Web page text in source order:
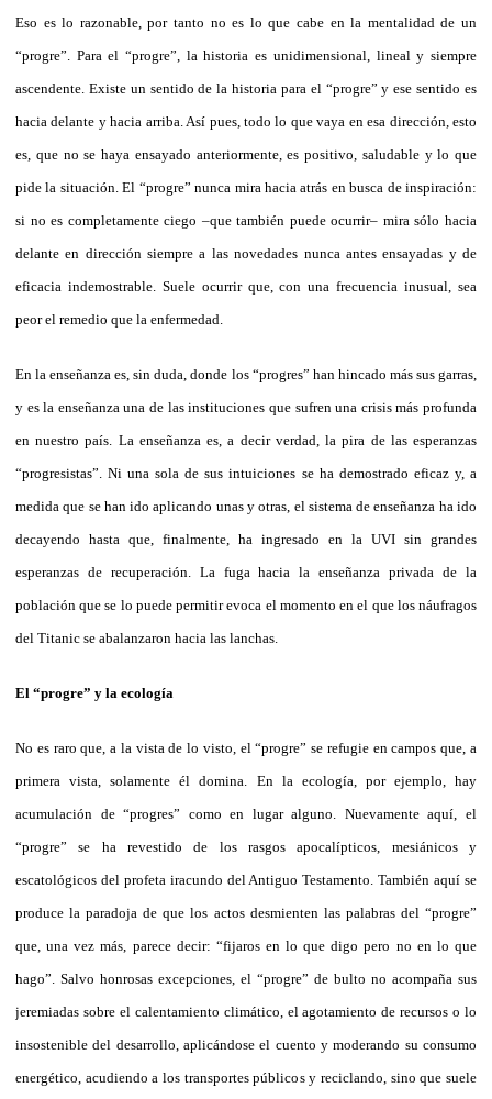
Eso es lo razonable, por tanto no es lo que cabe en la mentalidad de un
“progre”. Para el “progre”, la historia es unidimensional, lineal y siempre
ascendente. Existe un sentido de la historia para el “progre” y ese sentido es
hacia delante y hacia arriba. Así pues, todo lo que vaya en esa dirección, esto
es, que no se haya ensayado anteriormente, es positivo, saludable y lo que
pide la situación. El “progre” nunca mira hacia atrás en busca de inspiración:
si no es completamente ciego –que también puede ocurrir– mira sólo hacia
delante en dirección siempre a las novedades nunca antes ensayadas y de
eficacia indemostrable. Suele ocurrir que, con una frecuencia inusual, sea
peor el remedio que la enfermedad.
En la enseñanza es, sin duda, donde los “progres” han hincado más sus garras,
y es la enseñanza una de las instituciones que sufren una crisis más profunda
en nuestro país. La enseñanza es, a decir verdad, la pira de las esperanzas
“progresistas”. Ni una sola de sus intuiciones se ha demostrado eficaz y, a
medida que se han ido aplicando unas y otras, el sistema de enseñanza ha ido
decayendo hasta que, finalmente, ha ingresado en la UVI sin grandes
esperanzas de recuperación. La fuga hacia la enseñanza privada de la
población que se lo puede permitir evoca el momento en el que los náufragos
del Titanic se abalanzaron hacia las lanchas.
El “progre” y la ecología
No es raro que, a la vista de lo visto, el “progre” se refugie en campos que, a
primera vista, solamente él domina. En la ecología, por ejemplo, hay
acumulación de “progres” como en lugar alguno. Nuevamente aquí, el
“progre” se ha revestido de los rasgos apocalípticos, mesiánicos y
escatológicos del profeta iracundo del Antiguo Testamento. También aquí se
produce la paradoja de que los actos desmienten las palabras del “progre”
que, una vez más, parece decir: “fijaros en lo que digo pero no en lo que
hago”. Salvo honrosas excepciones, el “progre” de bulto no acompaña sus
jeremiadas sobre el calentamiento climático, el agotamiento de recursos o lo
insostenible del desarrollo, aplicándose el cuento y moderando su consumo
energético, acudiendo a los transportes públicos y reciclando, sino que suele